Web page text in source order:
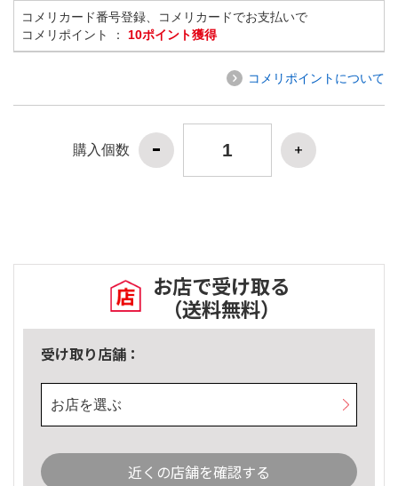
コメリカード番号登録、コメリカードでお支払いで
コメリポイント ： 10ポイント獲得
コメリポイントについて
購入個数
お店で受け取る
（送料無料）
受け取り店舗：
お店を選ぶ
近くの店舗を確認する